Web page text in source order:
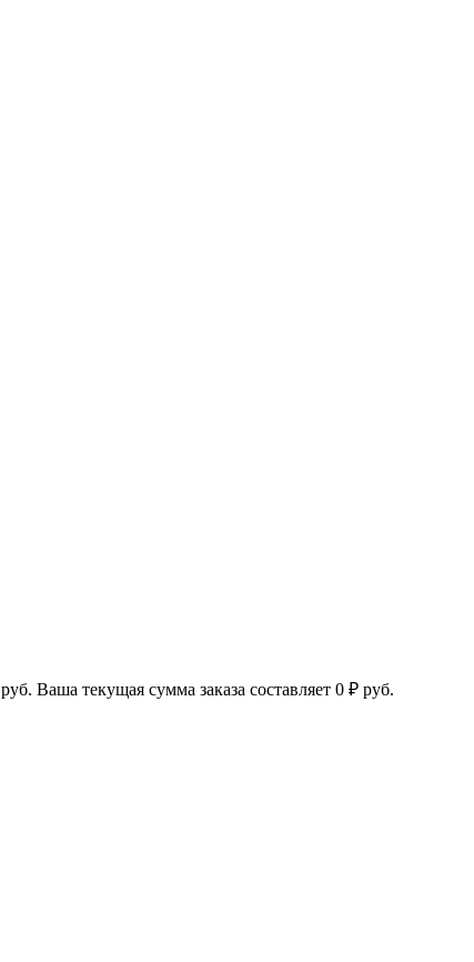
руб. Ваша текущая сумма заказа составляет 0 ₽ руб.